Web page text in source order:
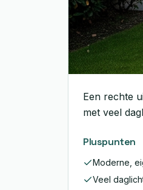
Een rechte
met veel
Pluspunten
Moderne,
Veel